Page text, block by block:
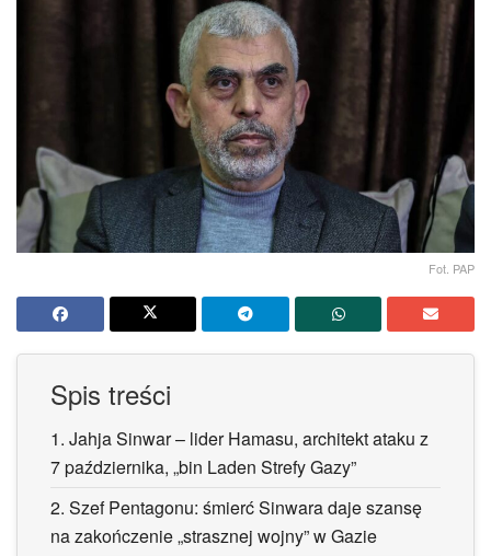
Fot. PAP
Spis treści
1. Jahja Sinwar – lider Hamasu, architekt ataku z
7 października, „bin Laden Strefy Gazy”
2. Szef Pentagonu: śmierć Sinwara daje szansę
na zakończenie „strasznej wojny” w Gazie